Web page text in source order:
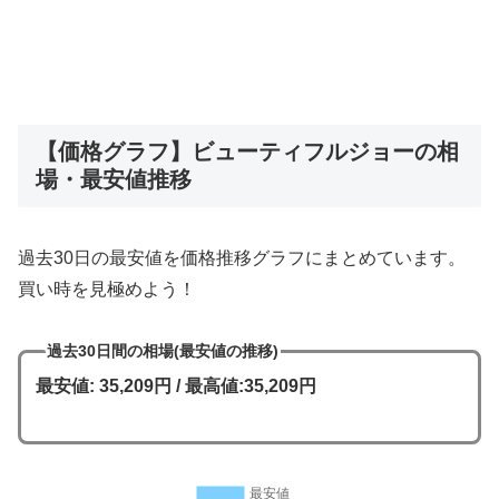
【価格グラフ】ビューティフルジョーの相
場・最安値推移
過去30日の最安値を価格推移グラフにまとめています。
買い時を見極めよう！
過去30日間の相場(最安値の推移)
最安値: 35,209円 / 最高値:35,209円